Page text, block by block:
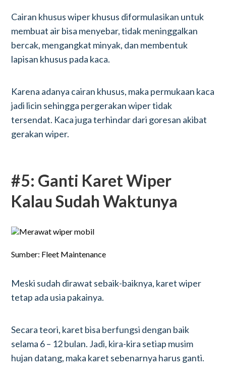
Cairan khusus wiper khusus diformulasikan untuk
membuat air bisa menyebar, tidak meninggalkan
bercak, mengangkat minyak, dan membentuk
lapisan khusus pada kaca.
Karena adanya cairan khusus, maka permukaan kaca
jadi licin sehingga pergerakan wiper tidak
tersendat. Kaca juga terhindar dari goresan akibat
gerakan wiper.
#5: Ganti Karet Wiper
Kalau Sudah Waktunya
Sumber: Fleet Maintenance
Meski sudah dirawat sebaik-baiknya, karet wiper
tetap ada usia pakainya.
Secara teori, karet bisa berfungsi dengan baik
selama 6 – 12 bulan. Jadi, kira-kira setiap musim
hujan datang, maka karet sebenarnya harus ganti.